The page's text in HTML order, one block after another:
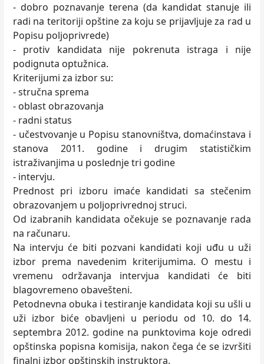
- dobro poznavanje terena (da kandidat stanuje ili
radi na teritoriji opštine za koju se prijavljuje za rad u
Popisu poljoprivrede)
- protiv kandidata nije pokrenuta istraga i nije
podignuta optužnica.
Kriterijumi za izbor su:
- stručna sprema
- oblast obrazovanja
- radni status
- učestvovanje u Popisu stanovništva, domaćinstava i
stanova 2011. godine i drugim statističkim
istraživanjima u poslednje tri godine
- intervju.
Prednost pri izboru imaće kandidati sa stečenim
obrazovanjem u poljoprivrednoj struci.
Od izabranih kandidata očekuje se poznavanje rada
na računaru.
Na intervju će biti pozvani kandidati koji uđu u uži
izbor prema navedenim kriterijumima. O mestu i
vremenu održavanja intervjua kandidati će biti
blagovremeno obavešteni.
Petodnevna obuka i testiranje kandidata koji su ušli u
uži izbor biće obavljeni u periodu od 10. do 14.
septembra 2012. godine na punktovima koje odredi
opštinska popisna komisija, nakon čega će se izvršiti
finalni izbor opštinskih instruktora.